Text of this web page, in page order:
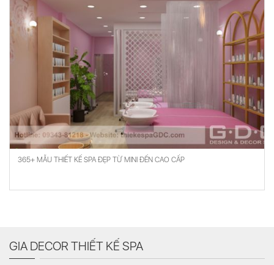
365+ MẪU THIẾT KẾ SPA ĐẸP TỪ MINI ĐẾN CAO CẤP
GIA DECOR THIẾT KẾ SPA